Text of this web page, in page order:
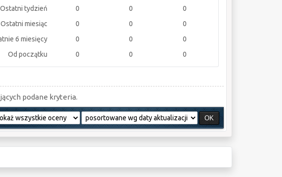
Ostatni tydzień
0 0
0
Ostatni miesiąc
0 0
0
6 miesięcy
0 0
0
Od początku
0 0 0
podane kryteria.